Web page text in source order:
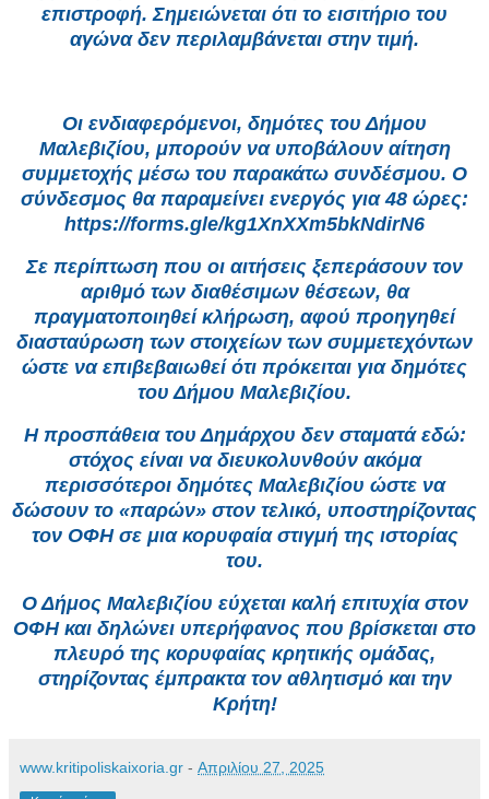
επιστροφή. Σημειώνεται ότι το εισιτήριο του
αγώνα δεν περιλαμβάνεται στην τιμή.
Οι ενδιαφερόμενοι, δημότες του Δήμου
Μαλεβιζίου, μπορούν να υποβάλουν αίτηση
συμμετοχής μέσω του παρακάτω συνδέσμου. Ο
σύνδεσμος θα παραμείνει ενεργός για 48 ώρες:
https://forms.gle/kg1XnXXm5bkNdirN6
Σε περίπτωση που οι αιτήσεις ξεπεράσουν τον
αριθμό των διαθέσιμων θέσεων, θα
πραγματοποιηθεί κλήρωση, αφού προηγηθεί
διασταύρωση των στοιχείων των συμμετεχόντων
ώστε να επιβεβαιωθεί ότι πρόκειται για δημότες
του Δήμου Μαλεβιζίου.
Η προσπάθεια του Δημάρχου δεν σταματά εδώ:
στόχος είναι να διευκολυνθούν ακόμα
περισσότεροι δημότες Μαλεβιζίου ώστε να
δώσουν το «παρών» στον τελικό, υποστηρίζοντας
τον ΟΦΗ σε μια κορυφαία στιγμή της ιστορίας
του.
Ο Δήμος Μαλεβιζίου εύχεται καλή επιτυχία στον
ΟΦΗ και δηλώνει υπερήφανος που βρίσκεται στο
πλευρό της κορυφαίας κρητικής ομάδας,
στηρίζοντας έμπρακτα τον αθλητισμό και την
Κρήτη!
www.kritipoliskaixoria.gr - Απριλίου 27, 2025